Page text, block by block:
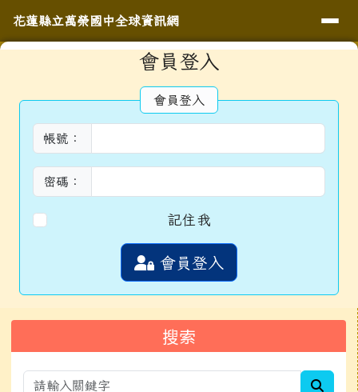
花蓮縣立萬榮國中全球資訊網
導覽列
花蓮縣立萬榮國中全球資訊網
會員登入
會員登入
帳號：
密碼：
記住我
會員登入
搜索